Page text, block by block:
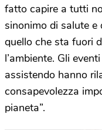
fatto capire a tutti
sinonimo di salute e
quello che sta fuori
l’ambiente. Gli
assistendo hanno
consapevolezza
pianeta”.